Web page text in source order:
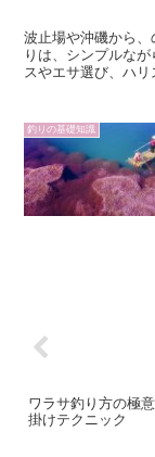
波止場や沖磯から
りは、シンプルな
スやエサ選び、ハ
たり、せっかくの
釣りの基礎知識
ワラサ釣り方の極
掛けテクニック